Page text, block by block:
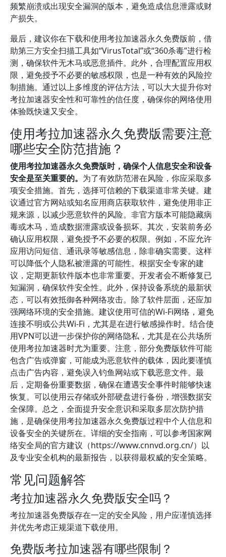
频繁崩溃或出现安全漏洞的版本，避免造成信息泄露或财
产损失。
最后，建议你在下载和使用考拉加速器永久免费版前，借
助第三方安全扫描工具如“VirusTotal”或“360杀毒”进行检
测，确保软件无木马或恶意插件。此外，合理配置应用权
限，避免授予不必要的敏感权限，也是一种有效的风险控
制措施。通过以上多维度的评估方法，可以大大提升你对
考拉加速器安全性和可靠性的信任度，确保你的网络使用
体验既快速又安全。
使用考拉加速器永久免费版需要注意
哪些安全防范措施？
使用考拉加速器永久免费版时，确保个人信息安全和设备
安全是至关重要的。 为了有效防范潜在风险，你应采取多
项安全措施。首先，选择可信赖的下载渠道非常关键。建
议通过官方网站或知名应用商店获取软件，避免使用非正
规来源，以减少恶意软件的风险。非官方版本可能隐藏病
毒或木马，造成数据泄露或设备损坏。其次，安装前务必
确认应用权限，避免授予不必要的权限。例如，不应允许
应用访问短信、通讯录等敏感信息，除非确实需要。这样
可以降低个人隐私被泄露的可能性。根据安全专家的建
议，定期更新软件版本也非常重要。开发者会不断修复已
知漏洞，确保软件安全性。此外，保持设备系统的最新状
态，可以有效抵御各种网络攻击。除了软件层面，还应加
强网络环境的安全措施。建议使用可信的Wi-Fi网络，避免
连接不明或公共Wi-Fi，尤其是在进行敏感操作时。结合使
用VPN可以进一步保护你的网络隐私，尤其是在公共场所
使用考拉加速器时尤为重要。注意，部分免费版软件可能
包含广告或弹窗，可能成为恶意软件的载体，因此要谨慎
点击广告内容，避免误入钓鱼网站或下载恶意文件。最
后，定期备份重要数据，确保在遭遇安全事件时能够快速
恢复。可以使用云存储或外部硬盘进行备份，增强数据安
全保障。总之，全面提升安全意识和采取多层次防护措
施，是确保使用考拉加速器永久免费版过程中个人信息和
设备安全的关键所在。详细的安全指南，可以参考国家网
络安全局的官方建议（https://www.cnnvd.org.cn/）以
及专业安全机构的最新报告，以获得最权威的安全策略。
常见问题解答
考拉加速器永久免费版安全吗？
考拉加速器免费版存在一定的安全风险，用户应谨慎选择
并优先考虑正规渠道下载使用。
免费版考拉加速器有哪些限制？